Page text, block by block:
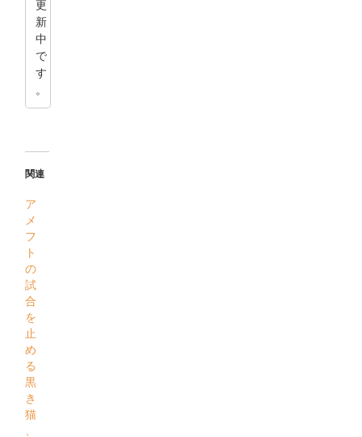
更
新
中
で
す
。
関連
ア
メ
フ
ト
の
試
合
を
止
め
る
黒
き
猫